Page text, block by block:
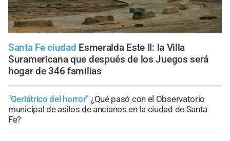
Santa Fe ciudad Esmeralda Este II: la Villa
Suramericana que después de los Juegos será
hogar de 346 familias
"Geriátrico del horror" ¿Qué pasó con el Observatorio
municipal de asilos de ancianos en la ciudad de Santa
Fe?